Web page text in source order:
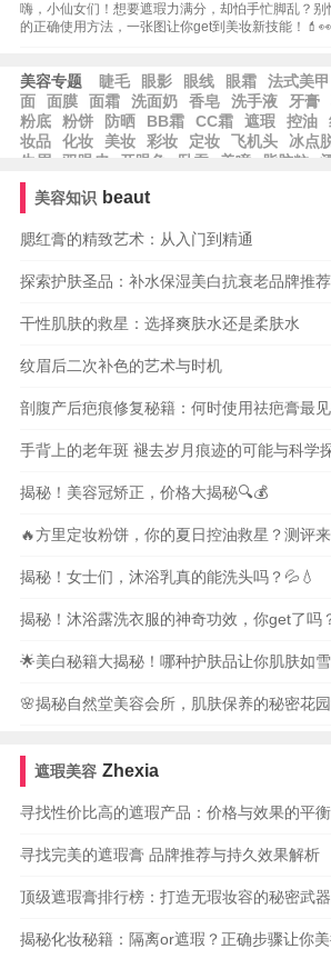
嗨，小仙女们！想要遮瑕力满分，却怕手忙脚乱？
的正确使用方法，一张图让你get到美妆新技能！💄👀
美容专题 睫毛 眼影 眼线 眼霜 法式美甲
面
面膜 面霜 洗面奶 香皂 洗手液 牙膏
粉底
粉饼 防晒 BB霜 CC霜 遮瑕 控油
妆品
化妆 美妆 彩妆 定妆 飞机头 冰点
生眉
双眼皮 开眼角 卧蚕 美瞳 脂肪粒
牙
美容知识 beaut
腮红膏的精致艺术：从入门到精通
探索护肤圣品：补水保湿美白抗衰老品牌推荐
干性肌肤的救星：选择爽肤水还是柔肤水
纹眉后二次补色的艺术与时机
剖腹产后疤痕修复秘籍：何时使用祛疤膏最
手背上的老年斑 褪去岁月痕迹的可能与科学
揭秘！美容冠矫正，价格大揭秘🔍💰
🔥方里定妆粉饼，你的夏日控油救星？测评
揭秘！女士们，沐浴乳真的能洗头吗？💦💧
揭秘！沐浴露洗衣服的神奇功效，你get了吗
🌟美白秘籍大揭秘！哪种护肤品让你肌肤如
🌸揭秘自然堂美容会所，肌肤保养的秘密花
遮瑕美容 Zhexia
寻找性价比高的遮瑕产品：价格与效果的平衡
寻找完美的遮瑕膏 品牌推荐与持久效果解析
顶级遮瑕膏排行榜：打造无瑕妆容的秘密武器
揭秘化妆秘籍：隔离or遮瑕？正确步骤让你